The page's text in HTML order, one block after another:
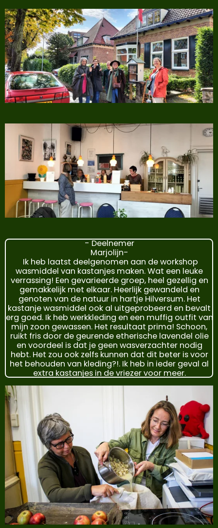
- Deelnemer
Marjolijn-
Ik heb laatst deelgenomen aan de workshop
wasmiddel van kastanjes maken. Wat een leuke
verrassing! Een gevarieerde groep, heel gezellig en
gemakkelijk met elkaar. Heerlijk gewandeld en
genoten van de natuur in hartje Hilversum. Het
kastanje wasmiddel ook al uitgeprobeerd en bevalt
erg goed. Ik heb werkkleding en een muffig outfit van
mijn zoon gewassen. Het resultaat prima! Schoon,
ruikt fris door de geurende etherische lavendel olie
en voordeel is dat je geen wasverzachter nodig
hebt. Het zou ook zelfs kunnen dat dit beter is voor
het behouden van kleding?!. Ik heb in ieder geval al
extra kastanjes in de vriezer voor meer.